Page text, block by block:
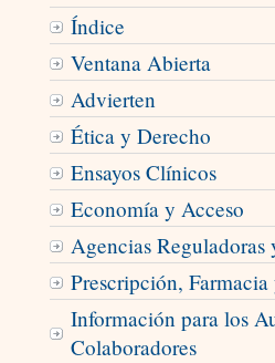
Índice
Ventana Abierta
Advierten
Ética y Derecho
Ensayos Clínicos
Economía y Acceso
Agencias Reguladoras
Prescripción,
Información para los
Colaboradores